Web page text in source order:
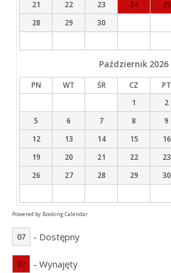
21
22 23 24 25
28
29 30
Październik 2026
PN WT ŚR CZ PT
1
2
5
6 7 8 9
12
13 14 15 16
19
20 21 22 23
26
27 28 29 30
Powered by Booking Calendar
07 - Dostępny
07 - Wynajęty